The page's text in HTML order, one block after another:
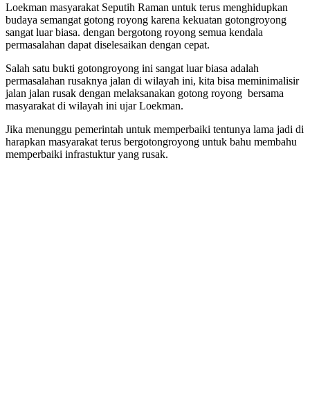
Loekman masyarakat Seputih Raman untuk terus menghidupkan
budaya semangat gotong royong karena kekuatan gotongroyong
sangat luar biasa. dengan bergotong royong semua kendala
permasalahan dapat diselesaikan dengan cepat.
Salah satu bukti gotongroyong ini sangat luar biasa adalah
permasalahan rusaknya jalan di wilayah ini, kita bisa meminimalisir
jalan jalan rusak dengan melaksanakan gotong royong bersama
masyarakat di wilayah ini ujar Loekman.
Jika menunggu pemerintah untuk memperbaiki tentunya lama jadi di
harapkan masyarakat terus bergotongroyong untuk bahu membahu
memperbaiki infrastuktur yang rusak.